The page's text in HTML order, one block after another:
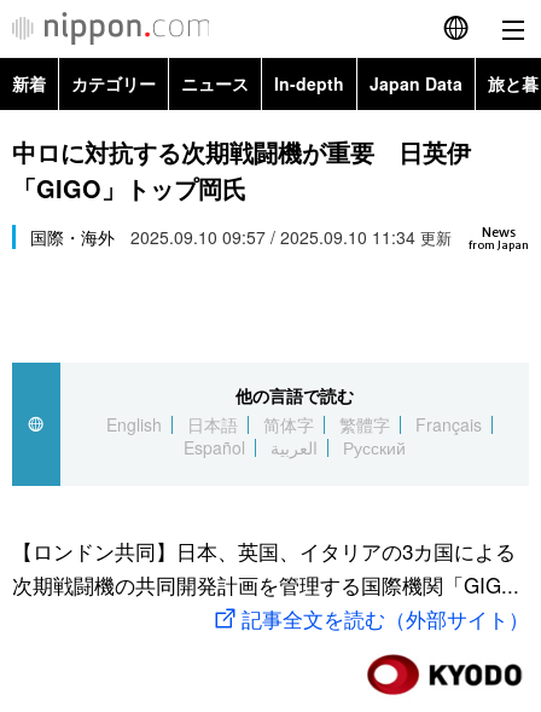
English
简体字
Русский
カテゴリー
経済・ビジネス
国際
文化
トップ
アーカイブ
In-depth
Japan Data
動画/Live
新着 カテゴリー ニュース In-depth Japan Data 旅と
政治・外交
経済・ビジネス
スポーツ・東京2020
Topics
中ロに対抗する次期戦闘機が重要 日英伊
「GIGO」トップ岡氏
News
from Japan
国際・海外 2025.09.10 09:57 / 2025.09.10 11:34 更新
他の言語で読む
English
日本語 简体字 繁體字
Français
Español
العربية Русский
【ロンドン共同】日本、英国、イタリアの3カ国による
次期戦闘機の共同開発計画を管理する国際機関「GIG...
記事全文を読む（外部サイト）